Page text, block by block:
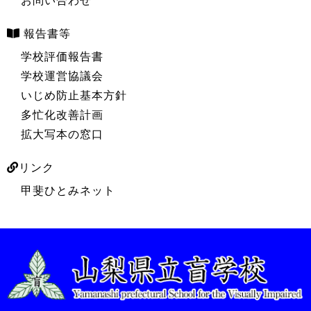
報告書等
学校評価報告書
学校運営協議会
いじめ防止基本方針
多忙化改善計画
拡大写本の窓口
リンク
甲斐ひとみネット